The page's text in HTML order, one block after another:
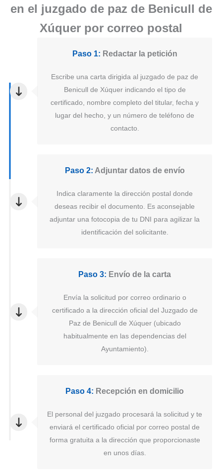
en el juzgado de paz de Benicull de
Xúquer por correo postal
Paso 1: Redactar la petición
Escribe una carta dirigida al juzgado de paz de
Benicull de Xúquer indicando el tipo de
certificado, nombre completo del titular, fecha y
lugar del hecho, y un número de teléfono de
contacto.
Paso 2: Adjuntar datos de envío
Indica claramente la dirección postal donde
deseas recibir el documento. Es aconsejable
adjuntar una fotocopia de tu DNI para agilizar la
identificación del solicitante.
Paso 3: Envío de la carta
Envía la solicitud por correo ordinario o
certificado a la dirección oficial del Juzgado de
Paz de Benicull de Xúquer (ubicado
habitualmente en las dependencias del
Ayuntamiento).
Paso 4: Recepción en domicilio
El personal del juzgado procesará la solicitud y te
enviará el certificado oficial por correo postal de
forma gratuita a la dirección que proporcionaste
en unos días.